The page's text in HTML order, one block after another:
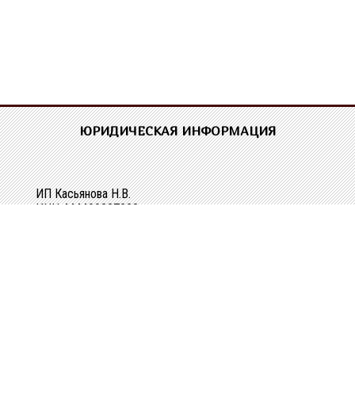
ЮРИДИЧЕСКАЯ ИНФОРМАЦИЯ
ИП Касьянова Н.В.
ИНН 444400337228